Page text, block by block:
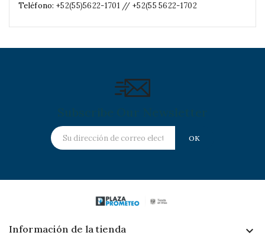
Teléfono: +52(55)5622-1701 // +52(55 5622-1702
Información de la tienda keyboard_arrow_down